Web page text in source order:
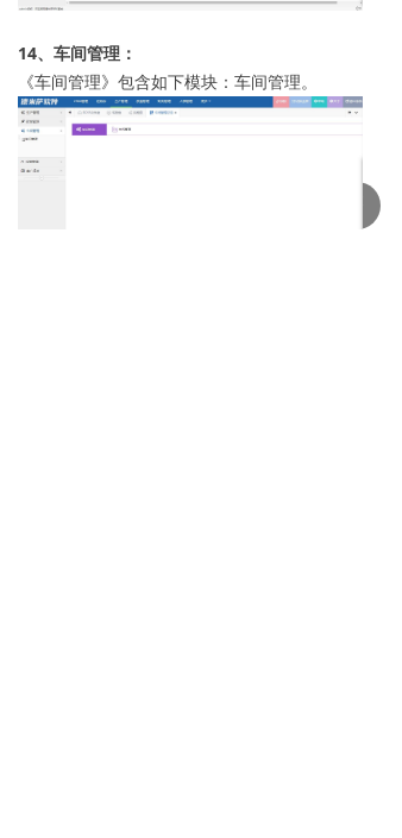
14、车间管理：
《车间管理》包含如下模块：车间管理。